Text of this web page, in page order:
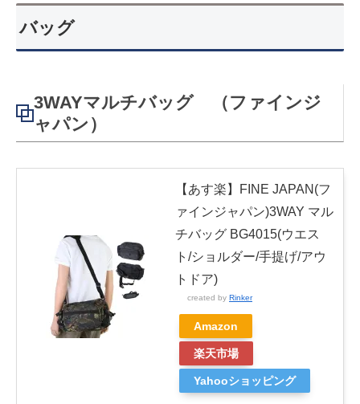
バッグ
3WAYマルチバッグ （ファインジ
ャパン）
【あす楽】FINE JAPAN(フ
ァインジャパン)3WAY マル
チバッグ BG4015(ウエス
ト/ショルダー/手提げ/アウ
トドア)
created by Rinker
Amazon
楽天市場
Yahooショッピング